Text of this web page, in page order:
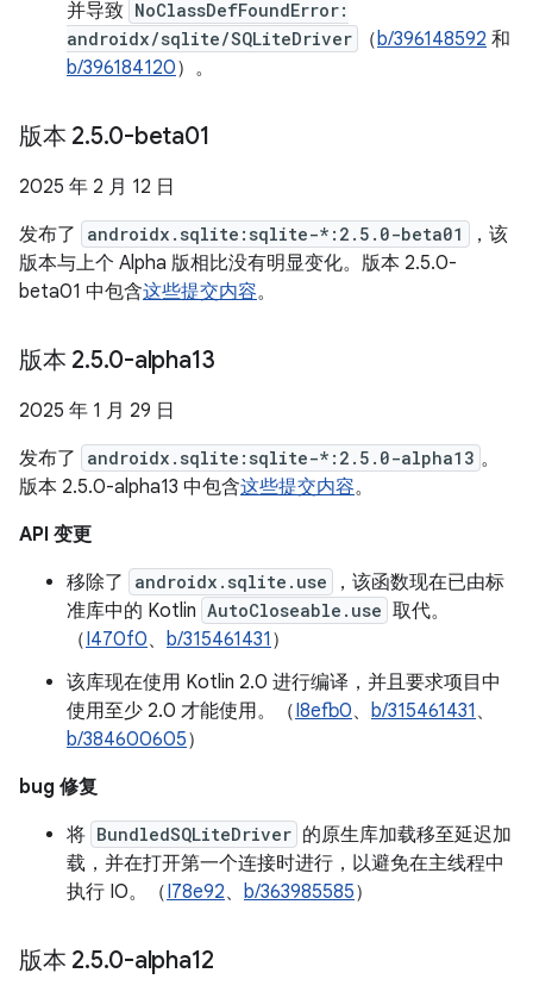
并导致 NoClassDefFoundError:
androidx/sqlite/SQLiteDriver
（b/396148592 和
b/396184120）。
版本 2.5.0-beta01
2025 年 2 月 12 日
发布了
androidx.sqlite:sqlite-*:2.5.0-beta01
，该
版本与上个 Alpha 版相比没有明显变化。版本 2.5.0-
beta01 中包含这些提交内容。
版本 2.5.0-alpha13
2025 年 1 月 29 日
发布了
androidx.sqlite:sqlite-*:2.5.0-alpha13 。
版本 2.5.0-alpha13 中包含这些提交内容。
API 变更
移除了
androidx.sqlite.use
，该函数现在已由标
准库中的 Kotlin AutoCloseable.use 取代。
（I470f0、 b/315461431 ）
该库现在使用 Kotlin 2.0 进行编译，并且要求项目中
使用至少 2.0 才能使用。（I8efb0、 b/315461431 、
b/384600605）
bug 修复
将 BundledSQLiteDriver 的原生库加载移至延迟加
载，并在打开第一个连接时进行，以避免在主线程中
执行 IO。（I78e92、 b/363985585）
版本 2.5.0-alpha12